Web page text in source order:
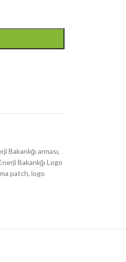
Bakanlığı arması,
Bakanlığı Logo
patch, logo